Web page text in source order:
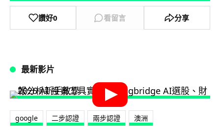
讚好0 看留言 分享
最新影片
google 二步認證 兩步認證 澳洲